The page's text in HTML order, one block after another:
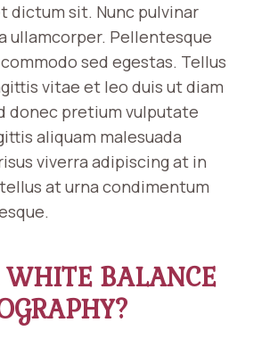
dictum sit. Nunc pulvinar
ullamcorper. Pellentesque
sed egestas. Tellus
vitae et leo duis ut diam
donec pretium vulputate
aliquam malesuada
viverra adipiscing at in
at urna condimentum
BALANCE